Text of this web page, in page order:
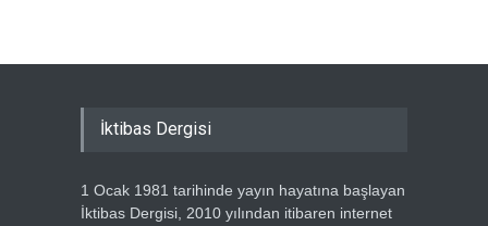
İktibas Dergisi
1 Ocak 1981 tarihinde yayın hayatına başlayan
İktibas Dergisi, 2010 yılından itibaren internet